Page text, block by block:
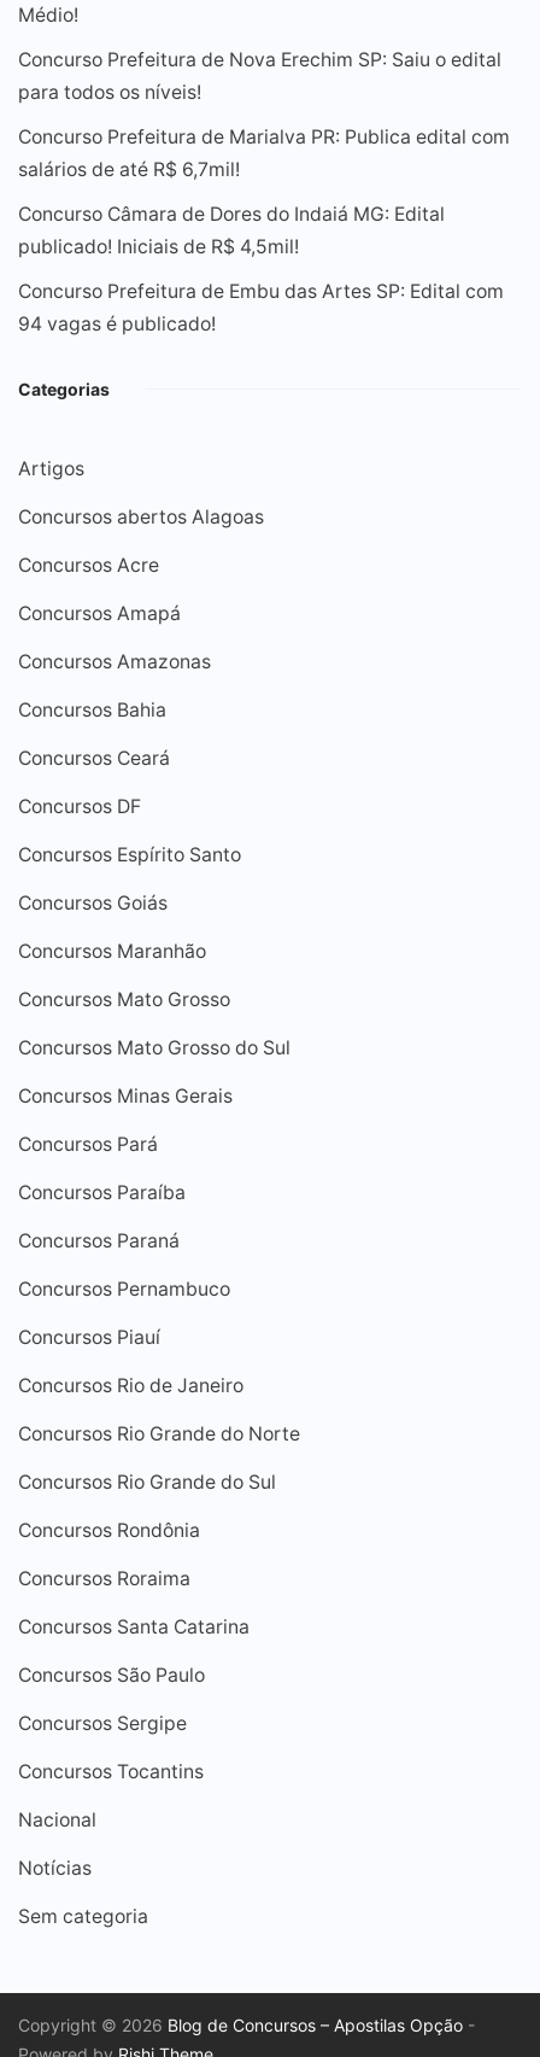
Médio!
Concurso Prefeitura de Nova Erechim SP: Saiu o edital
para todos os níveis!
Concurso Prefeitura de Marialva PR: Publica edital com
salários de até R$ 6,7mil!
Concurso Câmara de Dores do Indaiá MG: Edital
publicado! Iniciais de R$ 4,5mil!
Concurso Prefeitura de Embu das Artes SP: Edital com
94 vagas é publicado!
Categorias
Artigos
Concursos abertos Alagoas
Concursos Acre
Concursos Amapá
Concursos Amazonas
Concursos Bahia
Concursos Ceará
Concursos DF
Concursos Espírito Santo
Concursos Goiás
Concursos Maranhão
Concursos Mato Grosso
Concursos Mato Grosso do Sul
Concursos Minas Gerais
Concursos Pará
Concursos Paraíba
Concursos Paraná
Concursos Pernambuco
Concursos Piauí
Concursos Rio de Janeiro
Concursos Rio Grande do Norte
Concursos Rio Grande do Sul
Concursos Rondônia
Concursos Roraima
Concursos Santa Catarina
Concursos São Paulo
Concursos Sergipe
Concursos Tocantins
Nacional
Notícias
Sem categoria
Copyright © 2026 Blog de Concursos – Apostilas Opção -